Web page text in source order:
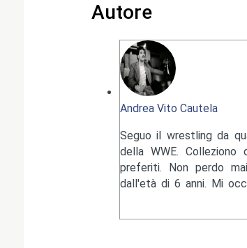
Autore
Andrea Vito Cautela
Seguo il wrestling da
della WWE.
preferiti. Non perdo
dall'età di 6 anni. Mi